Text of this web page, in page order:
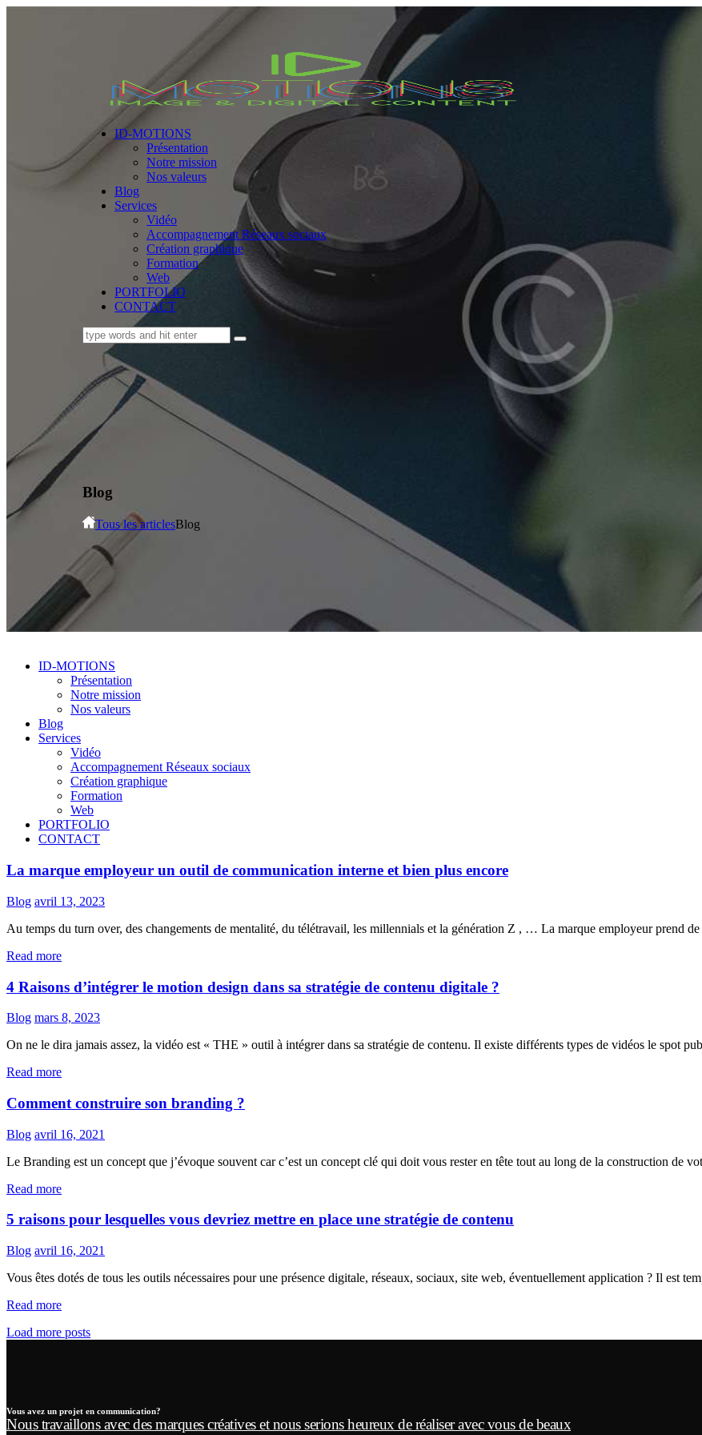
ID-MOTIONS
Présentation
Notre mission
Nos valeurs
Blog
Services
Vidéo
Accompagnement Réseaux sociaux
Création graphique
Formation
Web
PORTFOLIO
CONTACT
Blog
Tous les articlesBlog
ID-MOTIONS
Présentation
Notre mission
Nos valeurs
Blog
Services
Vidéo
Accompagnement Réseaux sociaux
Création graphique
Formation
Web
PORTFOLIO
CONTACT
La marque employeur un outil de communication interne et bien plus encore
Blog avril 13, 2023
Au temps du turn over, des changements de mentalité, du télétravail, les millennials et la génération Z , … La marque employeur prend
Read more
4 Raisons d’intégrer le motion design dans sa stratégie de contenu digitale ?
Blog mars 8, 2023
On ne le dira jamais assez, la vidéo est « THE » outil à intégrer dans sa stratégie de contenu. Il existe différents types de vidéos le spot
Read more
Comment construire son branding ?
Blog avril 16, 2021
Le Branding est un concept que j’évoque souvent car c’est un concept clé qui doit vous rester en tête tout au long de la construction de
Read more
5 raisons pour lesquelles vous devriez mettre en place une stratégie de contenu
Blog avril 16, 2021
Vous êtes dotés de tous les outils nécessaires pour une présence digitale, réseaux, sociaux, site web, éventuellement application ? Il est
Read more
Load more posts
Vous avez un projet en communication?
Nous travaillons avec des marques créatives et nous serions heureux de réaliser avec vous de beaux